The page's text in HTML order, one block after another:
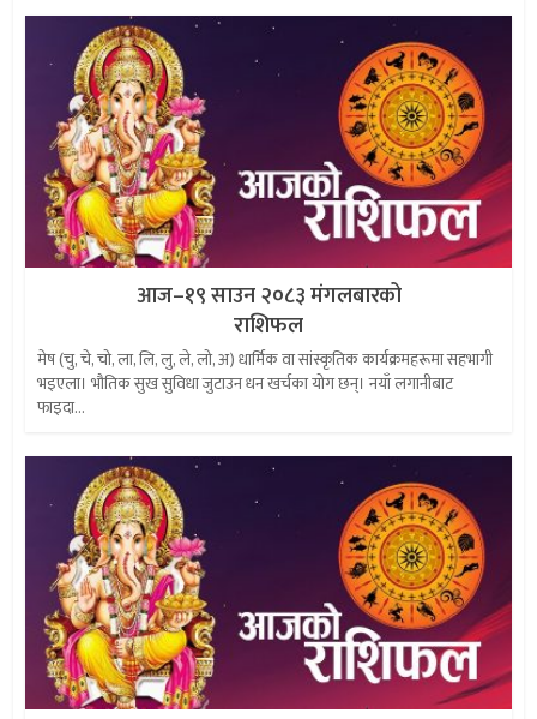
आज–१९ साउन २०८३ मंगलबारको
राशिफल
मेष (चु, चे, चो, ला, लि, लु, ले, लो, अ) धार्मिक वा सांस्कृतिक कार्यक्रमहरूमा सहभागी
भइएला। भौतिक सुख सुविधा जुटाउन धन खर्चका योग छन्। नयाँ लगानीबाट
फाइदा...